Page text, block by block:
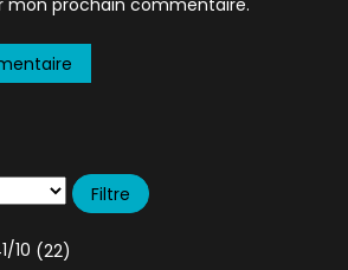
mon prochain commentaire.
10 (22)